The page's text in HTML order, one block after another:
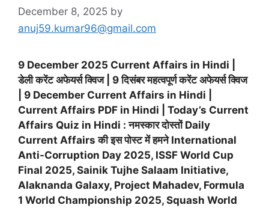
December 8, 2025 by
anuj59.kumar96@gmail.com
9 December 2025 Current Affairs in Hindi |
डेली करेंट अफेयर्स क्विज | 9 दिसंबर महत्वपूर्ण करेंट अफेयर्स क्विज
9 December Current Affairs in Hindi |
Current Affairs PDF in Hindi | Today’s Current
Affairs Quiz in Hindi : नमस्कार दोस्तों Daily
Current Affairs की इस पोस्ट में हमने International
Anti-Corruption Day 2025, ISSF World Cup
Final 2025, Sainik Tujhe Salaam Initiative,
Alaknanda Galaxy, Project Mahadev, Formula
1 World Championship 2025, Squash World